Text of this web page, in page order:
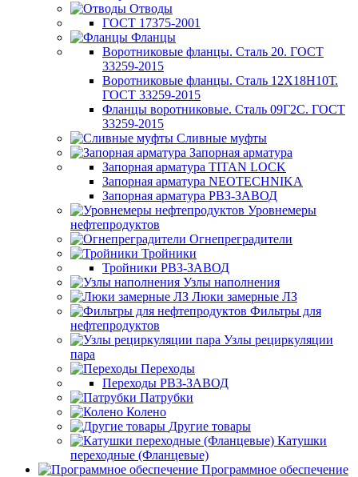
Отводы
ГОСТ 17375-2001
Фланцы
Воротниковые фланцы. Сталь 20. ГОСТ
33259-2015
Воротниковые фланцы. Сталь 12Х18Н10Т.
ГОСТ 33259-2015
Фланцы воротниковые. Сталь 09Г2С. ГОСТ
33259-2015
Сливные муфты
Запорная арматура
Запорная арматура TITAN LOCK
Запорная арматура NEOTECHNIKA
Запорная арматура РВЗ-ЗАВОД
Уровнемеры
нефтепродуктов
Огнепреградители
Тройники
Тройники РВЗ-ЗАВОД
Узлы наполнения
Люки замерные ЛЗ
Фильтры для
нефтепродуктов
Узлы рециркуляции
пара
Переходы
Переходы РВЗ-ЗАВОД
Патрубки
Колено
Другие товары
Катушки
переходные (Фланцевые)
Программное обеспечение